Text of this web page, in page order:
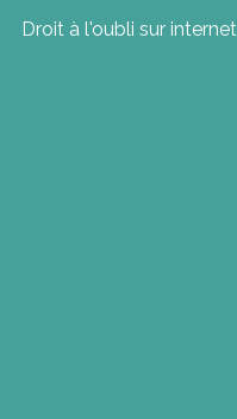
Droit à l'oubli sur internet